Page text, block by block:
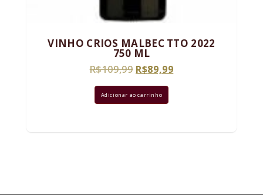
VINHO CRIOS MALBEC TTO 2022
750 ML
R$109,99 O
original
era:
R$89,99O
Adicionar ao carrinho